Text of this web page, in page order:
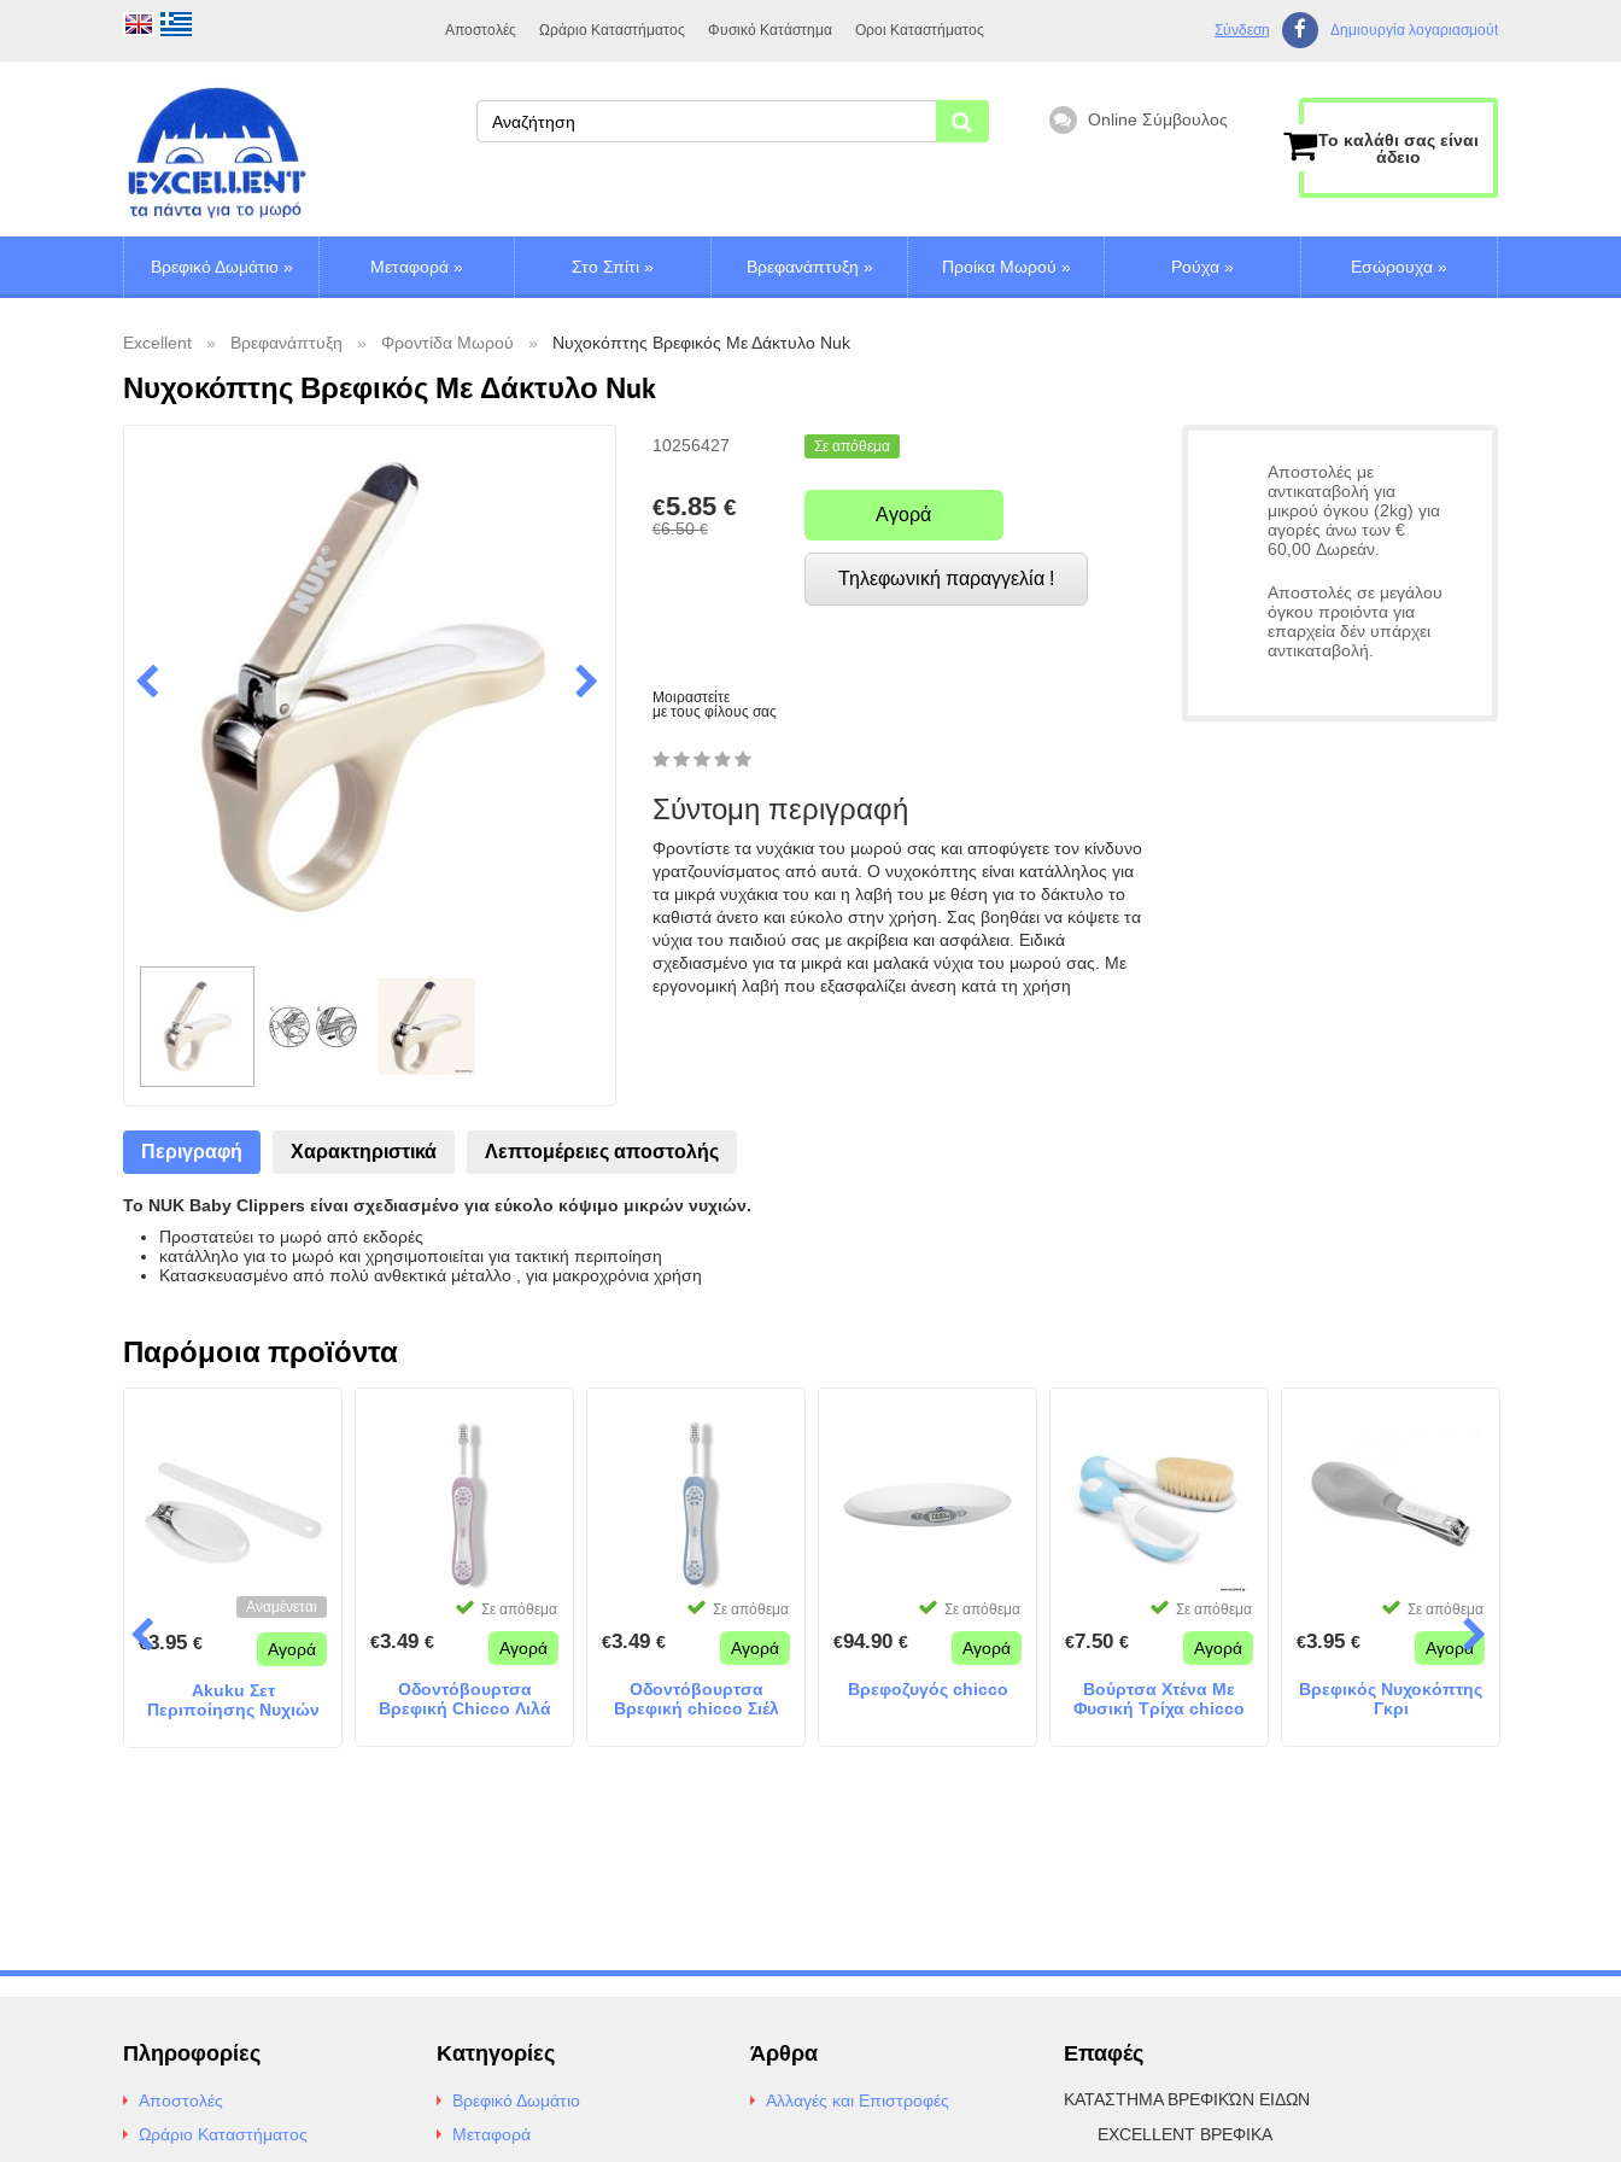
Σύνδεση Δημιουργία λογαριασμούt
Αποστολές Ωράριο Καταστήματος Φυσικό Κατάστημα Οροι Καταστήματος
Online Σύμβουλος
Το καλάθι σας είναι
άδειο
Βρεφικό Δωμάτιο» Μεταφορά » Στο Σπίτι » Βρεφανάπτυξη » Προίκα Μωρού » Ρούχα » Εσώρουχα »
Excellent Βρεφανάπτυξη Φροντίδα Μωρού Νυχοκόπτης Βρεφικός Με Δάκτυλο Νuk
Νυχοκόπτης Βρεφικός Με Δάκτυλο Νuk
10256427 Σε απόθεμα
€5.85 €
€6.50€
Αγορά
Τηλεφωνική παραγγελία !
Μοιραστείτε
με τους φίλους σας
1
2
3
4
5
Σύντομη περιγραφή
Φροντίστε τα νυχάκια του μωρού σας και αποφύγετε τον κίνδυνο
γρατζουνίσματος από αυτά. Ο νυχοκόπτης είναι κατάλληλος για
τα μικρά νυχάκια του και η λαβή του με θέση για το δάκτυλο το
καθιστά άνετο και εύκολο στην χρήση. Σας βοηθάει να κόψετε τα
νύχια του παιδιού σας με ακρίβεια και ασφάλεια. Ειδικά
σχεδιασμένο για τα μικρά και μαλακά νύχια του μωρού σας. Με
εργονομική λαβή που εξασφαλίζει άνεση κατά τη χρήση
Αποστολές με
αντικαταβολή για
μικρού όγκου (2kg) για
αγορές άνω των €
60,00 Δωρεάν.
Αποστολές σε μεγάλου
όγκου προιόντα για
επαρχεία δέν υπάρχει
αντικαταβολή.
Περιγραφή Χαρακτηριστικά Λεπτομέρειες αποστολής
Το NUK Baby Clippers είναι σχεδιασμένο για εύκολο κόψιμο μικρών νυχιών.
Προστατεύει το μωρό από εκδορές
κατάλληλο για το μωρό και χρησιμοποιείται για τακτική περιποίηση
Κατασκευασμένο από πολύ ανθεκτικά μέταλλο , για μακροχρόνια χρήση
Παρόμοια προϊόντα
Αναμένεται
€3.95 € Αγορά
Akuku Σετ
Περιποίησης Νυχιών
Σε απόθεμα
€3.49 € Αγορά
Οδοντόβουρτσα
Βρεφική Chicco Λιλά
Σε απόθεμα
€3.49 € Αγορά
Οδοντόβουρτσα
Βρεφική chicco Σιέλ
Σε απόθεμα
€94.90 € Αγορά
Βρεφοζυγός chicco
Σε απόθεμα
€7.50 € Αγορά
Βούρτσα Χτένα Με
Φυσική Τρίχα chicco
Σε απόθεμα
€3.95 € Αγορά
Βρεφικός Νυχοκόπτης
Γκρι
Πληροφορίες
Αποστολές
Ωράριο Καταστήματος
Κατηγορίες
Βρεφικό Δωμάτιο
Μεταφορά
Άρθρα
Αλλαγές και Επιστροφές
Επαφές
ΚΑΤΑΣΤΗΜΑ ΒΡΕΦΙΚΏΝ ΕΙΔΩΝ
EXCELLENT ΒΡΕΦΙΚΑ